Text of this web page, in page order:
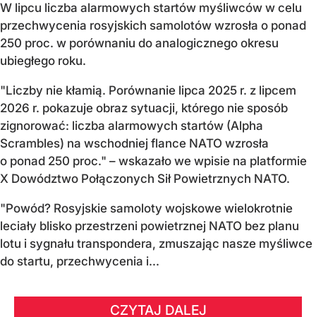
W lipcu liczba alarmowych startów myśliwców w celu
przechwycenia rosyjskich samolotów wzrosła o ponad
250 proc. w porównaniu do analogicznego okresu
ubiegłego roku.
"Liczby nie kłamią. Porównanie lipca 2025 r. z lipcem
2026 r. pokazuje obraz sytuacji, którego nie sposób
zignorować: liczba alarmowych startów (Alpha
Scrambles) na wschodniej flance NATO wzrosła
o ponad 250 proc." – wskazało we wpisie na platformie
X Dowództwo Połączonych Sił Powietrznych NATO.
"Powód? Rosyjskie samoloty wojskowe wielokrotnie
leciały blisko przestrzeni powietrznej NATO bez planu
lotu i sygnału transpondera, zmuszając nasze myśliwce
do startu, przechwycenia i...
CZYTAJ DALEJ